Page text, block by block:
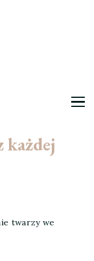
twarzy we